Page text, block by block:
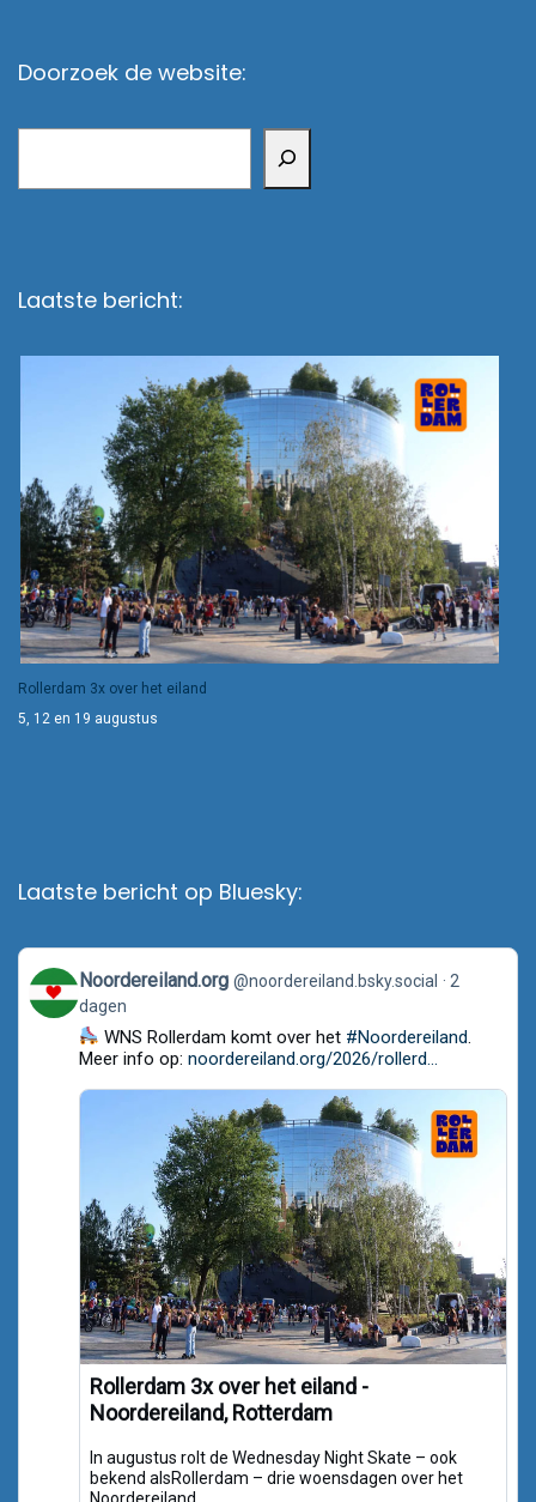
Doorzoek de website:
Laatste bericht:
Rollerdam 3x over het eiland
5, 12 en 19 augustus
Laatste bericht op Bluesky:
View
post
by
Noordereiland.org
Bluesky
Noordereiland.org @noordereiland.bsky.social
2
dagen
WNS Rollerdam komt over het #Noordereiland.
Meer info op: noordereiland.org/2026/rollerd...
Rollerdam 3x over het eiland -
Noordereiland, Rotterdam
In augustus rolt de Wednesday Night Skate – ook
bekend alsRollerdam – drie woensdagen over het
Noordereiland.